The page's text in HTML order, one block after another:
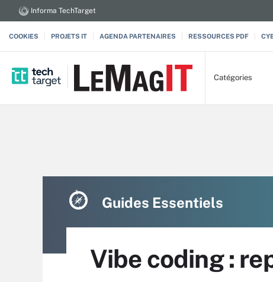
Informa TechTarget
COOKIES PROJETS IT AGENDA PARTENAIRES RESSOURCES PDF
Catégories
Guides Essentiels
Vibe coding :